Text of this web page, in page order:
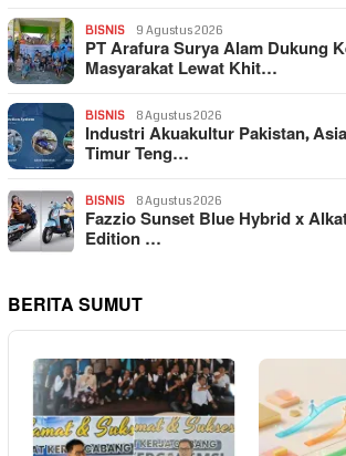
BISNIS 9 Agustus 2026
PT Arafura Surya Alam Dukung
Masyarakat Lewat Khit…
BISNIS 8 Agustus 2026
Industri Akuakultur Pakistan,
Timur Teng…
BISNIS 8 Agustus 2026
Fazzio Sunset Blue Hybrid x
Edition …
BERITA SUMUT